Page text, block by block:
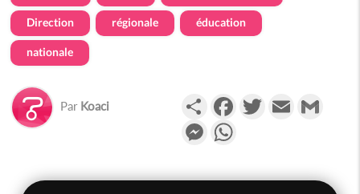
Direction régionale éducation
nationale
Par Koaci PartagerFacebookTwitterEmail
Messenger